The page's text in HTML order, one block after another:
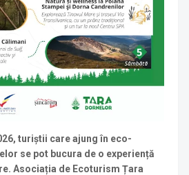
turiștii care ajung în eco-
se pot bucura de o experiență
. Asociația de Ecoturism Țara